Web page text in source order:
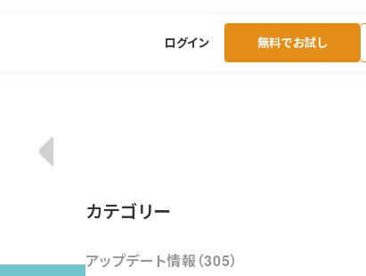
ログイン 無料でお試し
カテゴリー
アップデート情報（305）